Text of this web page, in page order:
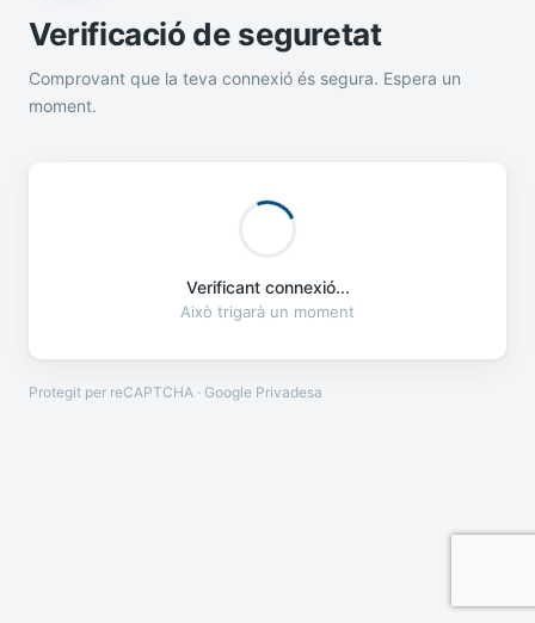
Verificació de seguretat
Comprovant que la teva connexió és segura. Espera un
moment.
Verificant connexió...
Això trigarà un moment
Protegit per reCAPTCHA · Google Privadesa